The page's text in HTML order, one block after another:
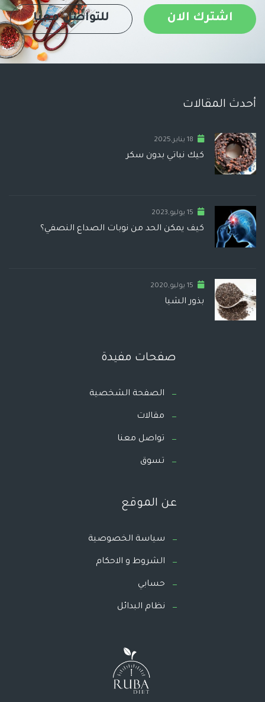
اشترك الان للتواصل معنا
أحدث المقالات
18 يناير,2025
كيك نباتي بدون سكر
15 يوليو,2023
كيف يمكن الحد من نوبات الصداع النصفي؟
15 يوليو,2020
بذور الشيا
صفحات مفيدة
الصفحة الشخصية
مقالات
تواصل معنا
تسوق
عن الموقع
سياسة الخصوصية
الشروط و الاحكام
حسابي
نظام البدائل